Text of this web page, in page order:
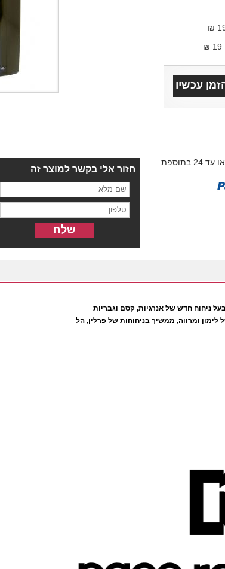
חזור אלי בקשר למוצר זה
עכשיו
עד 3 תשלומים ללא ריבית או עד 24 בתוספת
ניחוח חדש של אנרגיות, קסם וגבריות
ומרווה, ממשיך בניחוחות של פרלין, הל